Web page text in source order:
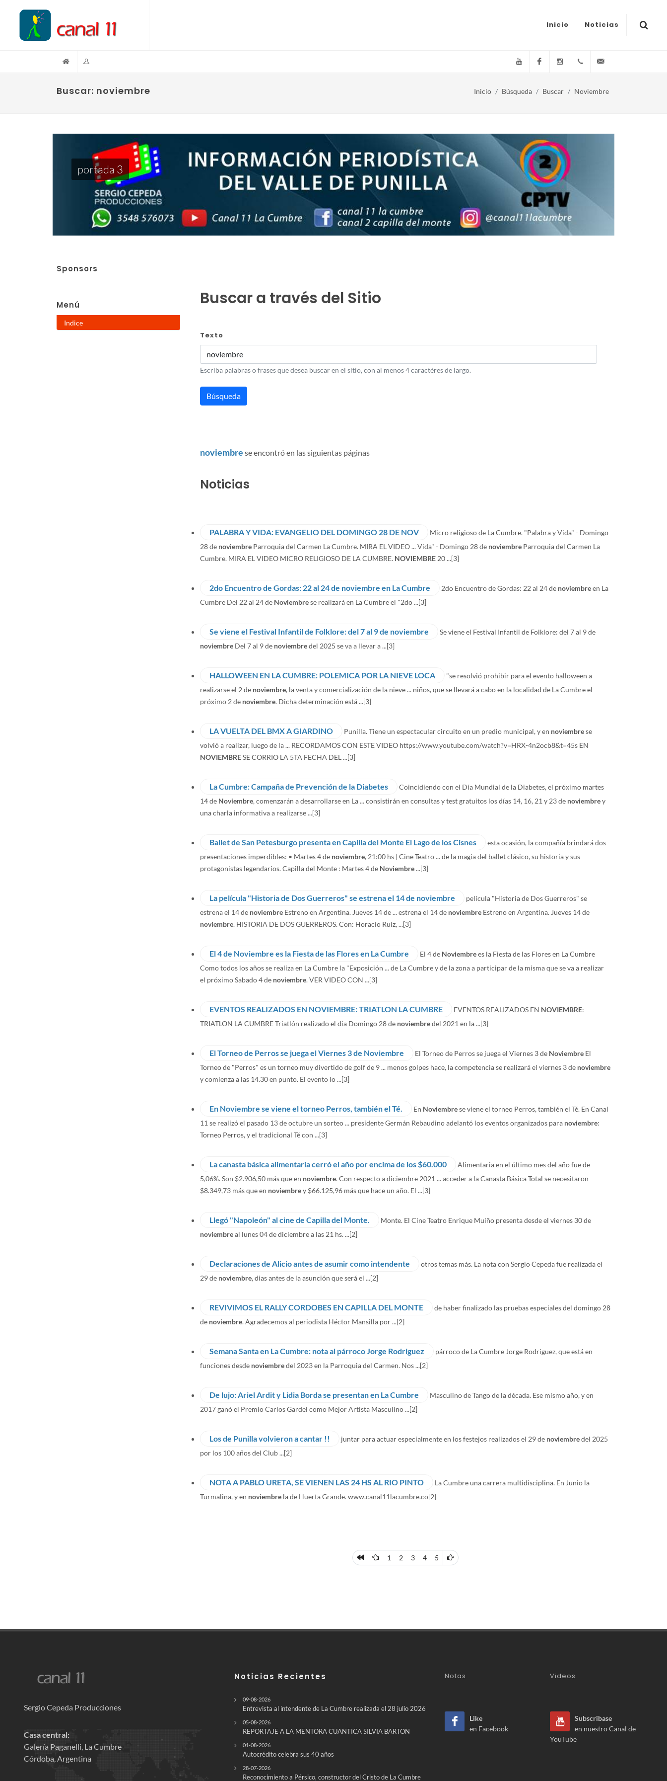
Inicio Noticias
YouTube FacebookInstagram(+54)(9)3548-576073
Buscar: noviembre Inicio Búsqueda Buscar Noviembre
portada 3
Sponsors
Menú
Indice
Buscar a través del Sitio
Texto
Escriba palabras o frases que desea buscar en el sitio, con al menos 4 caractéres de largo.
noviembre se encontró en las siguientas páginas
Noticias
PALABRA Y VIDA: EVANGELIO DEL DOMINGO 28 DE NOV
Micro religioso de La Cumbre. "Palabra y Vida" - Domingo
28 de noviembre Parroquia del Carmen La Cumbre. MIRA EL VIDEO ... Vida" - Domingo 28 de noviembre Parroquia del Carmen La
Cumbre. MIRA EL VIDEO MICRO RELIGIOSO DE LA CUMBRE. NOVIEMBRE 20 ...[3]
2do Encuentro de Gordas: 22 al 24 de noviembre en La Cumbre 2do Encuentro de Gordas: 22 al 24 de noviembreen La
Cumbre Del 22 al 24 de Noviembrese realizará en La Cumbre el "2do ...[3]
Se viene el Festival Infantil de Folklore: del 7 al 9 de noviembre
Se viene el Festival Infantil de Folklore: del 7 al 9 de
noviembre Del 7 al 9 de noviembredel 2025 se va a llevar a ...[3]
HALLOWEEN EN LA CUMBRE: POLEMICA POR LA NIEVE LOCA
"se resolvió prohibir para el evento halloween a
realizarse el 2 de noviembre, la venta y comercialización de la nieve ... niños, que se llevará a cabo en la localidad de La Cumbre el
próximo 2 de noviembre. Dicha determinación está ...[3]
LA VUELTA DEL BMX A GIARDINO Punilla. Tiene un espectacular circuito en un predio municipal, y en noviembrese
volvió a realizar, luego de la ... RECORDAMOS CON ESTE VIDEO https://www.youtube.com/watch?v=HRX-4n2ocb8&t=45s EN
NOVIEMBRESE CORRIO LA 5TA FECHA DEL ...[3]
La Cumbre: Campaña de Prevención de la Diabetes
Coincidiendo con el Día Mundial de la Diabetes, el próximo martes
14 de Noviembre, comenzarán a desarrollarse en La ... consistirán en consultas y test gratuitos los días 14, 16, 21 y 23 de noviembrey
una charla informativa a realizarse ...[3]
Ballet de San Petesburgo presenta en Capilla del Monte El Lago de los Cisnes
esta ocasión, la compañía brindará dos
presentaciones imperdibles: • Martes 4 de noviembre, 21:00 hs | Cine Teatro ... de la magia del ballet clásico, su historia y sus
protagonistas legendarios. Capilla del Monte : Martes 4 de Noviembre...[3]
La película "Historia de Dos Guerreros" se estrena el 14 de noviembre
película "Historia de Dos Guerreros" se
estrena el 14 de noviembre Estreno en Argentina. Jueves 14 de ... estrena el 14 de noviembre Estreno en Argentina. Jueves 14 de
noviembre. HISTORIA DE DOS GUERREROS. Con: Horacio Ruiz, ...[3]
El 4 de Noviembre es la Fiesta de las Flores en La Cumbre El 4 de Noviembrees la Fiesta de las Flores en La Cumbre
Como todos los años se realiza en La Cumbre la "Exposición ... de La Cumbre y de la zona a participar de la misma que se va a realizar
el próximo Sabado 4 de noviembre. VER VIDEO CON ...[3]
EVENTOS REALIZADOS EN NOVIEMBRE: TRIATLON LA CUMBRE EVENTOS REALIZADOS EN NOVIEMBRE:
TRIATLON LA CUMBRE Triatlón realizado el dia Domingo 28 de noviembredel 2021 en la ...[3]
El Torneo de Perros se juega el Viernes 3 de Noviembre El Torneo de Perros se juega el Viernes 3 de Noviembre El
Torneo de "Perros" es un torneo muy divertido de golf de 9 ... menos golpes hace, la competencia se realizará el viernes 3 de noviembre
y comienza a las 14.30 en punto. El evento lo ...[3]
En Noviembre se viene el torneo Perros, también el Té. En Noviembrese viene el torneo Perros, también el Té. En Canal
11 se realizó el pasado 13 de octubre un sorteo ... presidente Germán Rebaudino adelantó los eventos organizados para noviembre:
Torneo Perros, y el tradicional Té con ...[3]
La canasta básica alimentaria cerró el año por encima de los $60.000
Alimentaria en el último mes del año fue de
5,06%. Son $2.906,50 más que en noviembre. Con respecto a diciembre 2021 ... acceder a la Canasta Básica Total se necesitaron
$8.349,73 más que en noviembrey $66.125,96 más que hace un año. El ...[3]
Llegó "Napoleón" al cine de Capilla del Monte.
Monte. El Cine Teatro Enrique Muiño presenta desde el viernes 30 de
noviembreal lunes 04 de diciembre a las 21 hs. ...[2]
Declaraciones de Alicio antes de asumir como intendente
otros temas más. La nota con Sergio Cepeda fue realizada el
29 de noviembre, dias antes de la asunción que será el ...[2]
REVIVIMOS EL RALLY CORDOBES EN CAPILLA DEL MONTE
de haber finalizado las pruebas especiales del domingo 28
de noviembre. Agradecemos al periodista Héctor Mansilla por ...[2]
Semana Santa en La Cumbre: nota al párroco Jorge Rodriguez
párroco de La Cumbre Jorge Rodriguez, que está en
funciones desde noviembredel 2023 en la Parroquia del Carmen. Nos ...[2]
De lujo: Ariel Ardit y Lidia Borda se presentan en La Cumbre
Masculino de Tango de la década. Ese mismo año, y en
2017 ganó el Premio Carlos Gardel como Mejor Artista Masculino ...[2]
Los de Punilla volvieron a cantar !! juntar para actuar especialmente en los festejos realizados el 29 de noviembredel 2025
por los 100 años del Club ...[2]
NOTA A PABLO URETA, SE VIENEN LAS 24 HS AL RIO PINTO
La Cumbre una carrera multidisciplina. En Junio la
Turmalina, y en noviembre la de Huerta Grande. www.canal11lacumbre.co[2]
1 2 3 4 5
Sergio Cepeda Producciones
Casa central:
Galería Paganelli, La Cumbre
Córdoba, Argentina
Noticias Recientes
09-08-2026
Entrevista al intendente de La Cumbre realizada el 28 julio 2026
05-08-2026
REPORTAJE A LA MENTORA CUANTICA SILVIA BARTON
01-08-2026
Autocrédito celebra sus 40 años
28-07-2026
Reconocimiento a Pérsico, constructor del Cristo de La Cumbre
Notas Videos
Like
en Facebook
Subscribase
en nuestro Canal de
YouTube